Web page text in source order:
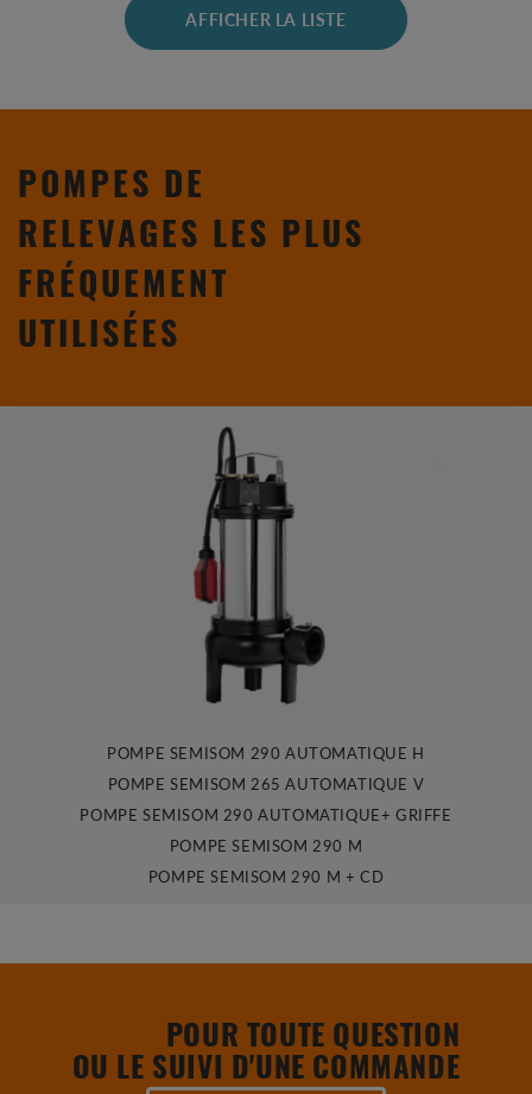
AFFICHER LA LISTE
POMPES DE
RELEVAGES LES PLUS
FRÉQUEMENT
UTILISÉES
POMPE SEMISOM 290 AUTOMATIQUE H
POMPE SEMISOM 265 AUTOMATIQUE V
POMPE SEMISOM 290 AUTOMATIQUE+ GRIFFE
POMPE SEMISOM 290 M
POMPE SEMISOM 290 M + CD
POUR TOUTE QUESTION
OU LE SUIVI D'UNE COMMANDE